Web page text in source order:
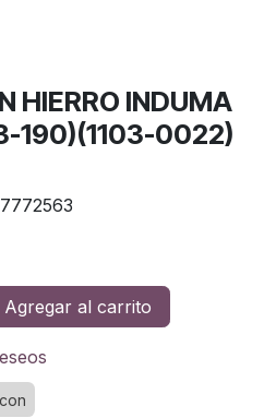
HIERRO INDUMA
190)(1103-0022)
Agregar al carrito